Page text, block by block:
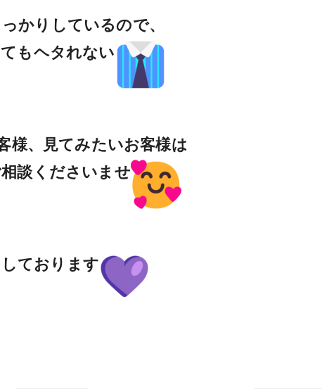
かりしているので、
もヘタれない
様、見てみたいお客様は
談くださいませ
ております